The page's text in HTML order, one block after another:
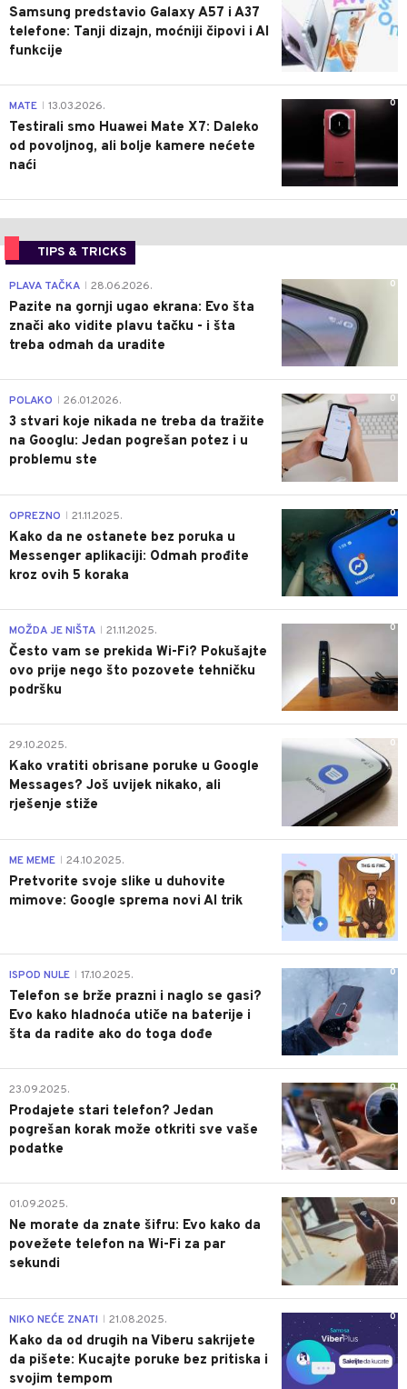
Samsung predstavio Galaxy A57 i A37
telefone: Tanji dizajn, moćniji čipovi i AI
funkcije
0
MATE 13.03.2026.
Testirali smo Huawei Mate X7: Daleko
od povoljnog, ali bolje kamere nećete
naći
TIPS & TRICKS
0
PLAVA TAČKA 28.06.2026.
Pazite na gornji ugao ekrana: Evo šta
znači ako vidite plavu tačku - i šta
treba odmah da uradite
0
POLAKO 26.01.2026.
3 stvari koje nikada ne treba da tražite
na Googlu: Jedan pogrešan potez i u
problemu ste
0
OPREZNO 21.11.2025.
Kako da ne ostanete bez poruka u
Messenger aplikaciji: Odmah prođite
kroz ovih 5 koraka
0
MOŽDA JE NIŠTA 21.11.2025.
Često vam se prekida Wi-Fi? Pokušajte
ovo prije nego što pozovete tehničku
podršku
0
29.10.2025.
Kako vratiti obrisane poruke u Google
Messages? Još uvijek nikako, ali
rješenje stiže
0
ME MEME 24.10.2025.
Pretvorite svoje slike u duhovite
mimove: Google sprema novi AI trik
0
ISPOD NULE 17.10.2025.
Telefon se brže prazni i naglo se gasi?
Evo kako hladnoća utiče na baterije i
šta da radite ako do toga dođe
0
23.09.2025.
Prodajete stari telefon? Jedan
pogrešan korak može otkriti sve vaše
podatke
0
01.09.2025.
Ne morate da znate šifru: Evo kako da
povežete telefon na Wi-Fi za par
sekundi
0
NIKO NEĆE ZNATI 21.08.2025.
Kako da od drugih na Viberu sakrijete
da pišete: Kucajte poruke bez pritiska i
svojim tempom